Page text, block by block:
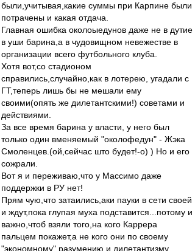
были,учитывая,какие суммы при Карпине были
потрачены и какая отдача.
Главная ошибка околоыедунов даже не в дутие
в уши барина,а в чудовищном невежестве в
организации всего футбольного клуба.
Хотя вот,со стадионом
справились,случайно,как в лотерею, угадали с
ГТ,теперь лишь бы не мешали ему
своими(опять же дилетантскими!) советами и
действиями.
За все время барина у власти, у него был
только один вменяемый "околофедун" - Жэка
Смоленцев.(ой,сейчас што будет!-о) ) Но и его
сожрали.
Вот я и переживаю,что у Массимо даже
поддержки в РУ нет!
Прям чую,что затаились,аки пауки в сети своей
и ждут,пока глупая муха подставится...потому и
важно,чтоб взяли того,на кого Каррера
пальцем покажет,а не кого они по своему
"экономному" разумению и дилетантизму